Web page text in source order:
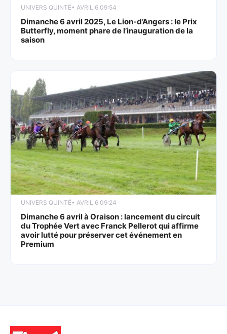
UNIVERS QUINTÉ• AVRIL 6 09:54
Dimanche 6 avril 2025, Le Lion-d’Angers : le Prix
Butterfly, moment phare de l’inauguration de la
saison
UNIVERS QUINTÉ• AVRIL 6 09:24
Dimanche 6 avril à Oraison : lancement du circuit
du Trophée Vert avec Franck Pellerot qui affirme
avoir lutté pour préserver cet événement en
Premium